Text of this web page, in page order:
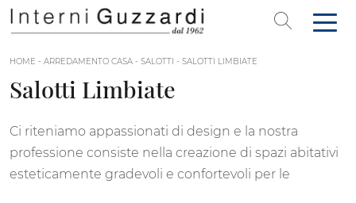
HOME - ARREDAMENTO CASA - SALOTTI - SALOTTI LIMBIATE
Salotti Limbiate
Ci riteniamo appassionati di design e la nostra
professione consiste nella creazione di spazi abitativi
esteticamente gradevoli e confortevoli per le